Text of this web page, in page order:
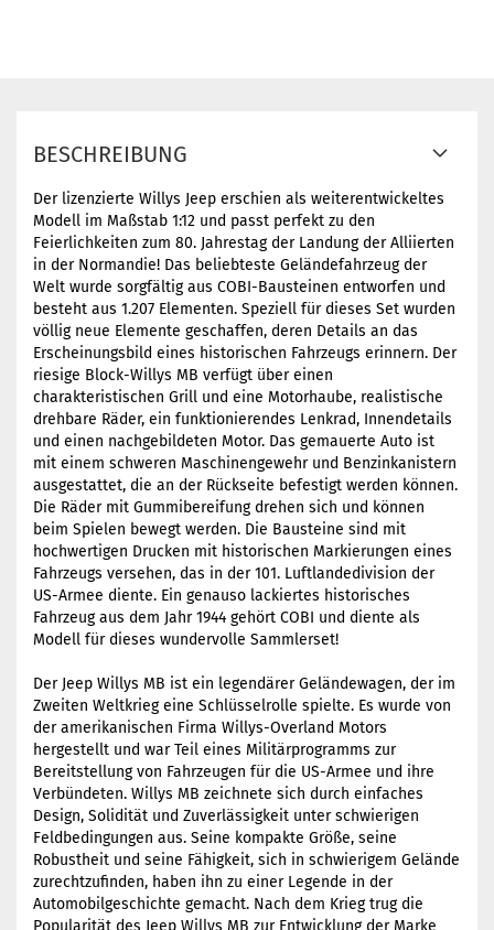
BESCHREIBUNG
Der lizenzierte Willys Jeep erschien als weiterentwickeltes
Modell im Maßstab 1:12 und passt perfekt zu den
Feierlichkeiten zum 80. Jahrestag der Landung der Alliierten
in der Normandie! Das beliebteste Geländefahrzeug der
Welt wurde sorgfältig aus COBI-Bausteinen entworfen und
besteht aus 1.207 Elementen. Speziell für dieses Set wurden
völlig neue Elemente geschaffen, deren Details an das
Erscheinungsbild eines historischen Fahrzeugs erinnern. Der
riesige Block-Willys MB verfügt über einen
charakteristischen Grill und eine Motorhaube, realistische
drehbare Räder, ein funktionierendes Lenkrad, Innendetails
und einen nachgebildeten Motor. Das gemauerte Auto ist
mit einem schweren Maschinengewehr und Benzinkanistern
ausgestattet, die an der Rückseite befestigt werden können.
Die Räder mit Gummibereifung drehen sich und können
beim Spielen bewegt werden. Die Bausteine sind mit
hochwertigen Drucken mit historischen Markierungen eines
Fahrzeugs versehen, das in der 101. Luftlandedivision der
US-Armee diente. Ein genauso lackiertes historisches
Fahrzeug aus dem Jahr 1944 gehört COBI und diente als
Modell für dieses wundervolle Sammlerset!
Der Jeep Willys MB ist ein legendärer Geländewagen, der im
Zweiten Weltkrieg eine Schlüsselrolle spielte. Es wurde von
der amerikanischen Firma Willys-Overland Motors
hergestellt und war Teil eines Militärprogramms zur
Bereitstellung von Fahrzeugen für die US-Armee und ihre
Verbündeten. Willys MB zeichnete sich durch einfaches
Design, Solidität und Zuverlässigkeit unter schwierigen
Feldbedingungen aus. Seine kompakte Größe, seine
Robustheit und seine Fähigkeit, sich in schwierigem Gelände
zurechtzufinden, haben ihn zu einer Legende in der
Automobilgeschichte gemacht. Nach dem Krieg trug die